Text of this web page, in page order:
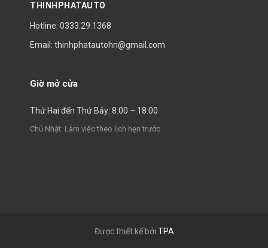
THINHPHATAUTO
Hotline: 0333.29.1368
Email: thinhphatautohn@gmail.com
Giờ mở cửa
Thứ Hai đến Thứ Bảy: 8:00 – 18:00
Chủ Nhật: Làm việc theo lịch hẹn trước
Được thiết kế bởi TPA